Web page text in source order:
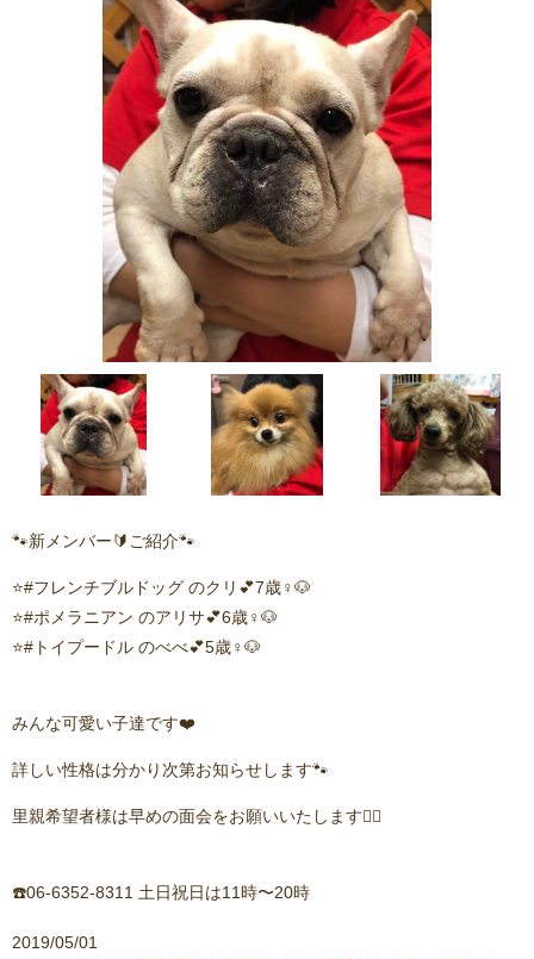
🐾新メンバー🔰ご紹介🐾
⭐️#フレンチブルドッグ のクリ💕7歳♀🐶
⭐️#ポメラニアン のアリサ💕6歳♀🐶
⭐️#トイプードル のべべ💕5歳♀🐶
みんな可愛い子達です❤️
詳しい性格は分かり次第お知らせします🐾
里親希望者様は早めの面会をお願いいたします🙇‍♂️
☎️06-6352-8311 土日祝日は11時〜20時
2019/05/01